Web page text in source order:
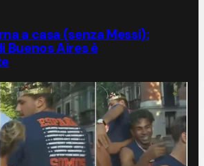
a casa (senza Messi):
Buenos Aires è